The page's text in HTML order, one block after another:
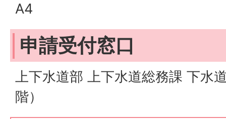
A4
申請受付窓口
上下水道部 上下水道総務課 下水
階）